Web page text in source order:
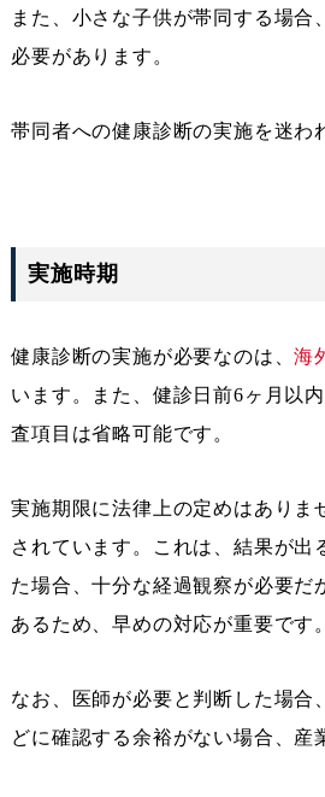
また、小さな子供が帯同する場
必要があります。
帯同者への健康診断の実施を迷わ
実施時期
健康診断の実施が必要なのは、海
います。また、健診日前6ヶ月以
査項目は省略可能です。
実施期限に法律上の定めはありま
されています。これは、結果が出
た場合、十分な経過観察が必要だ
あるため、早めの対応が重要です。
なお、医師が必要と判断した場合
どに確認する余裕がない場合、産